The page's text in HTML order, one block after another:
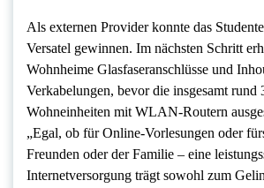
Als externen Provider konnte das
Versatel gewinnen. Im nächsten Schritt
Wohnheime Glasfaseranschlüsse und
Verkabelungen, bevor die insgesamt rund
Wohneinheiten mit WLAN-Routern
„Egal, ob für Online-Vorlesungen oder
Freunden oder der Familie – eine
Internetversorgung trägt sowohl zum